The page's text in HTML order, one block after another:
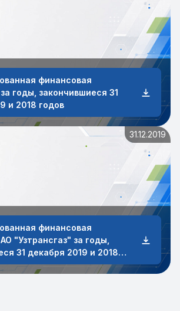
финансовая
годы, закончившиеся 31
и 2018 годов
31.12.2019
финансовая
"Узтрансгаз" за годы,
31 декабря 2019 и 2018